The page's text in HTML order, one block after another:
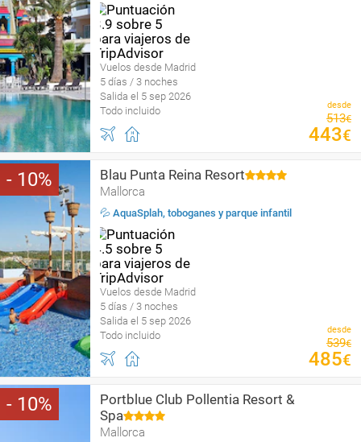
Vuelos desde Madrid
5 días / 3 noches
Salida el 5 sep 2026
Todo incluido
desde
513€
443€
10 Blau Punta Reina Resort
Mallorca
💦 AquaSplah, toboganes y parque infantil
Vuelos desde Madrid
5 días / 3 noches
Salida el 5 sep 2026
Todo incluido
desde
539€
485€
10
Portblue Club Pollentia Resort &
Spa
Mallorca